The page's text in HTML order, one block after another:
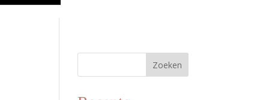
Zoeken